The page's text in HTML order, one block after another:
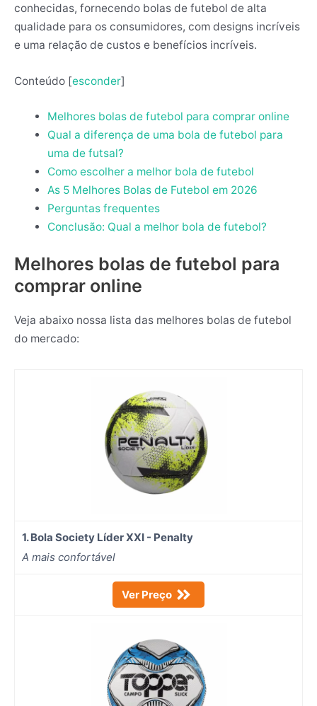
conhecidas, fornecendo bolas de futebol de alta
qualidade para os consumidores, com designs incríveis
e uma relação de custos e benefícios incríveis.
Conteúdo [esconder]
Melhores bolas de futebol para comprar online
Qual a diferença de uma bola de futebol para
uma de futsal?
Como escolher a melhor bola de futebol
As 5 Melhores Bolas de Futebol em 2026
Perguntas frequentes
Conclusão: Qual a melhor bola de futebol?
Melhores bolas de futebol para
comprar online
Veja abaixo nossa lista das melhores bolas de futebol
do mercado:
1. Bola Society Líder XXI - Penalty
A mais confortável
Ver Preço